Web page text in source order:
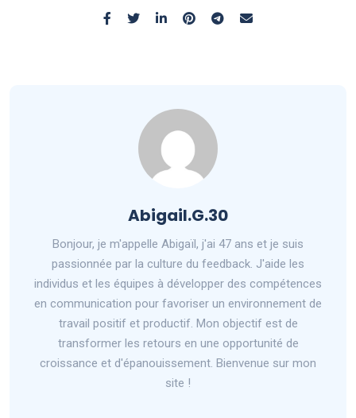
Abigail.G.30
Bonjour, je m'appelle Abigaïl, j'ai 47 ans et je suis
passionnée par la culture du feedback. J'aide les
individus et les équipes à développer des compétences
en communication pour favoriser un environnement de
travail positif et productif. Mon objectif est de
transformer les retours en une opportunité de
croissance et d'épanouissement. Bienvenue sur mon
site !